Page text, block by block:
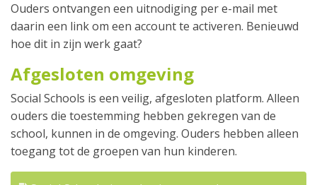
Ouders ontvangen een uitnodiging per e-mail met
daarin een link om een account te activeren. Benieuwd
hoe dit in zijn werk gaat?
Afgesloten omgeving
Social Schools is een veilig, afgesloten platform. Alleen
ouders die toestemming hebben gekregen van de
school, kunnen in de omgeving. Ouders hebben alleen
toegang tot de groepen van hun kinderen.